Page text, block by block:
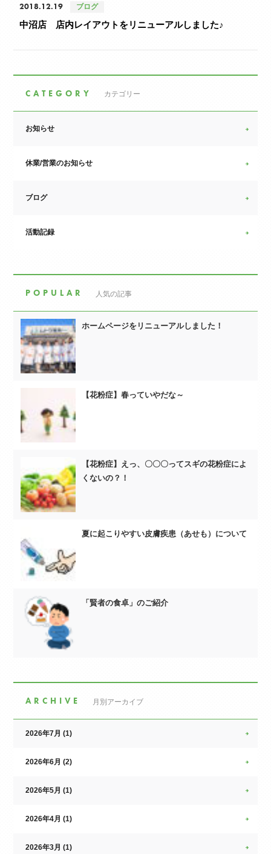
2018.12.19 ブログ
中沼店 店内レイアウトをリニューアルしました♪
CATEGORY カテゴリー
お知らせ
休業/営業のお知らせ
ブログ
活動記録
POPULAR 人気の記事
ホームページをリニューアルしました！
【花粉症】春っていやだな～
【花粉症】えっ、〇〇〇ってスギの花粉症によ
くないの？！
夏に起こりやすい皮膚疾患（あせも）について
「賢者の食卓」のご紹介
ARCHIVE 月別アーカイブ
2026年7月 (1)
2026年6月 (2)
2026年5月 (1)
2026年4月 (1)
2026年3月 (1)